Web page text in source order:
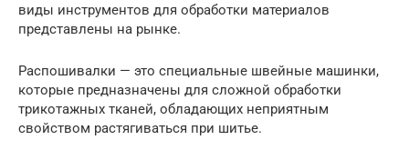
виды инструментов для обработки материалов
представлены на рынке.
Распошивалки — это специальные швейные машинки,
которые предназначены для сложной обработки
трикотажных тканей, обладающих неприятным
свойством растягиваться при шитье.